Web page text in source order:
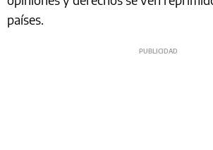
países.